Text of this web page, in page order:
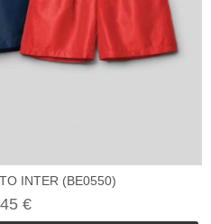
INTER (BE0550)
€